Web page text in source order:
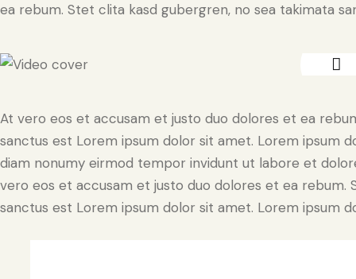
ea rebum. Stet clita kasd gubergren, no sea takimata
At vero eos et accusam et justo duo dolores et ea
sanctus est Lorem ipsum dolor sit amet. Lorem ipsum
diam nonumy eirmod tempor invidunt ut labore et
vero eos et accusam et justo duo dolores et ea rebum.
sanctus est Lorem ipsum dolor sit amet. Lorem ipsum